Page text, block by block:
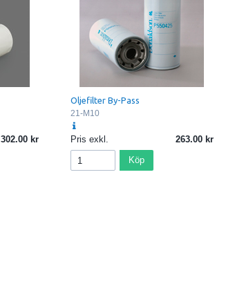
302.00
Oljefilter By-Pass
21-M10
Pris exkl. 263.00
Köp